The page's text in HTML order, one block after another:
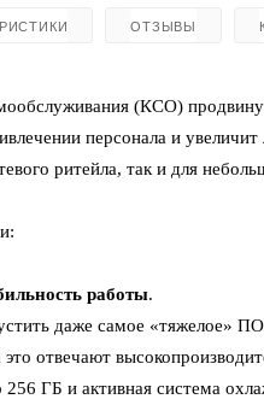
ОТЗЫВЫ
(КСО)
персонала и
ритейла, так и для
работы.
даже самое «тяжелое»
это отвечают
256 ГБ и активная система